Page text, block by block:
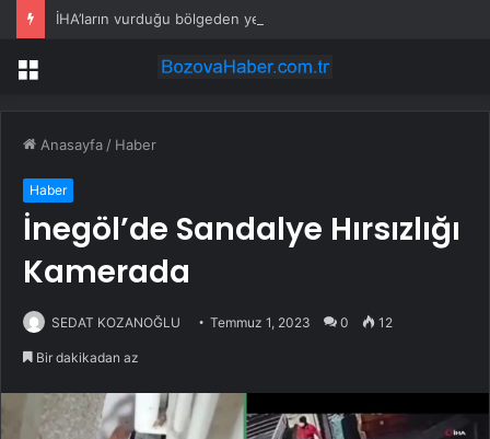
Menü
Anasayfa / Haber
Haber
İnegöl’de Sandalye Hırsızlığı
Kamerada
SEDAT KOZANOĞLU Temmuz 1, 2023 0 12
Bir dakikadan az